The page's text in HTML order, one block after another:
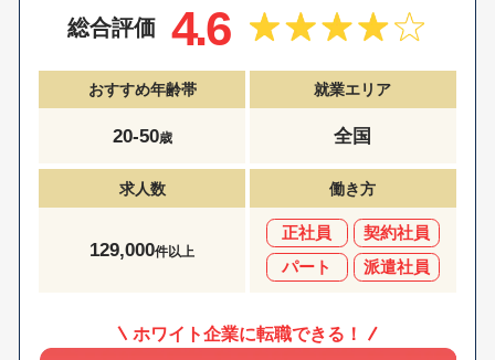
総合評価 4.6
おすすめ年齢帯
20-50歳
就業エリア
全国
求人数
129,000件以上
働き方
正社員
契約社員
パート
派遣社員
ホワイト企業に転職できる！